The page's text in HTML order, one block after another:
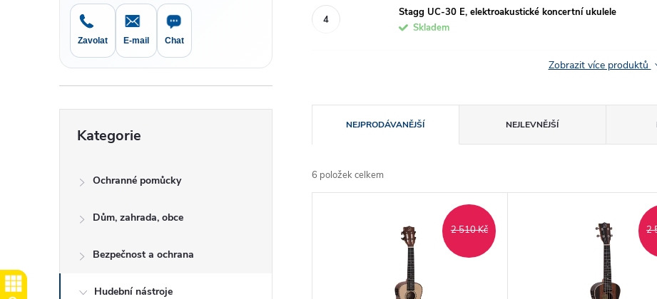
p
a
n
Zavolat E-mail Chat
kategorie
Kategorie
Ochranné pomůcky
Dům, zahrada, obce
Bezpečnost a ochrana
Hudební nástroje
Stagg UC-30 E, elektroakustické koncertní ukulele
Skladem
Zobrazit více produktů
a
z
NEJPRODÁVANĚJŠÍ NEJLEVNĚJŠÍ
6 položek celkem
2 510 Kč 2